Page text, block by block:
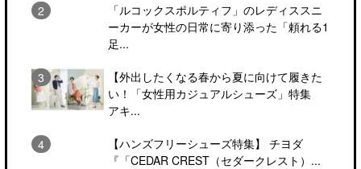
「ルコックスポルティフ」のレディススニ
ーカーが女性の日常に寄り添った「頼れる1
足...
【外出したくなる春から夏に向けて履きた
い！「女性用カジュアルシューズ」特集
アキ...
【ハンズフリーシューズ特集】 チヨダ
『「CEDAR CREST（セダークレスト）...